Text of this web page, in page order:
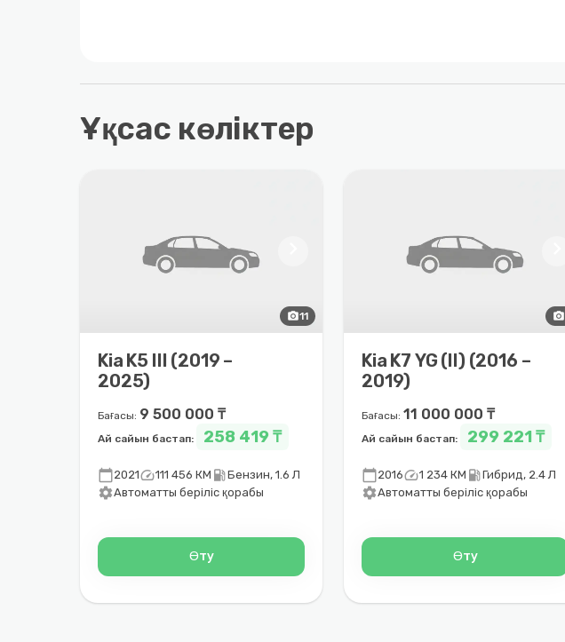
Ұқсас көліктер
photo_camera11
Kia K5 III (2019 –
2025)
Бағасы: 9 500 000 ₸
Ай сайын бастап: 258 419 ₸
calendar_today2021speed111 456 КМ local_gas_stationБензин, 1.6 Л
settingsАвтоматты беріліс қорабы
Өту
photo_camera
Kia K7 YG (II) (2016 –
2019)
Бағасы: 11 000 000 ₸
Ай сайын бастап: 299 221 ₸
calendar_today2016speed1 234 КМ local_gas_stationГибрид, 2.4 Л
settingsАвтоматты беріліс қорабы
Өту